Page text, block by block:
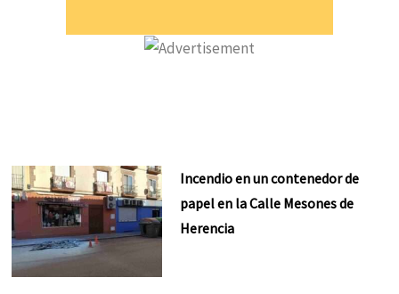
Incendio en un contenedor de
papel en la Calle Mesones de
Herencia